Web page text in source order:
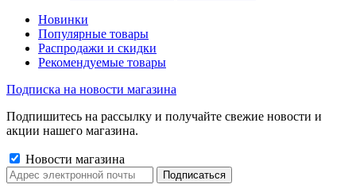
Новинки
Популярные товары
Распродажи и скидки
Рекомендуемые товары
Подписка на новости магазина
Подпишитесь на рассылку и получайте свежие новости и
акции нашего магазина.
Новости магазина